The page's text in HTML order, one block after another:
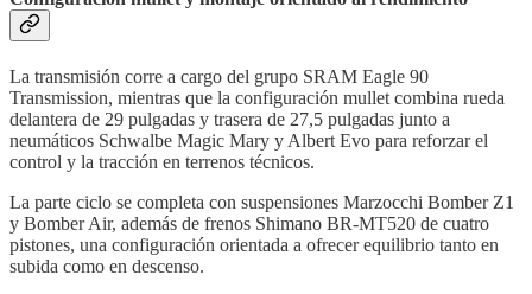
La transmisión corre a cargo del grupo SRAM Eagle 90
Transmission, mientras que la configuración mullet combina rueda
delantera de 29 pulgadas y trasera de 27,5 pulgadas junto a
neumáticos Schwalbe Magic Mary y Albert Evo para reforzar el
control y la tracción en terrenos técnicos.
La parte ciclo se completa con suspensiones Marzocchi Bomber Z1
y Bomber Air, además de frenos Shimano BR-MT520 de cuatro
pistones, una configuración orientada a ofrecer equilibrio tanto en
subida como en descenso.